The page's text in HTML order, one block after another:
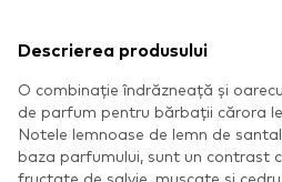
Descrierea produsului
O combinație îndrăzneață și
de parfum pentru bărbații cărora
Notele lemnoase de lemn de
baza parfumului, sunt un contrast
fructate de salvie, mușcate și